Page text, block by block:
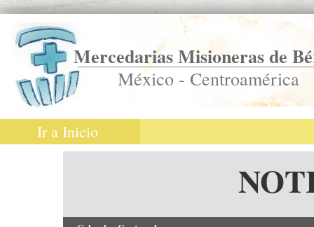
Mercedarias Misioneras de
México - Centroamérica
Ir a Inicio